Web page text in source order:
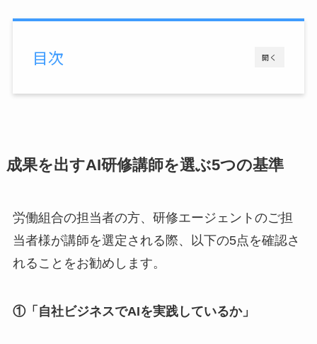
開く
目次
成果を出すAI研修講師を選ぶ5つの基準
労働組合の担当者の方、研修エージェントのご担
当者様が講師を選定される際、以下の5点を確認さ
れることをお勧めします。
①「自社ビジネスでAIを実践しているか」